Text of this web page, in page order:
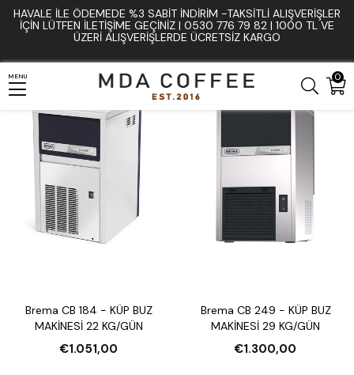
HAVALE İLE ÖDEMEDE %3 SABIT İNDIRIM -TAKSITLI ALIŞVERIŞLER
İÇIN LÜTFEN ILETIŞIME GEÇINIZ | 0530 776 79 82 | 1000 TL VE
ÜZERI ALIŞVERIŞLERDE ÜCRETSIZ KARGO
0
MENU
Anasayfa Mutfak ve Bar Ekipmanları Sanayi Tipi Buz Makineleri
Brema CB 184 - KÜP BUZ
MAKİNESİ 22 KG/GÜN
€1.051,00
Brema CB 249 - KÜP BUZ
MAKİNESİ 29 KG/GÜN
€1.300,00